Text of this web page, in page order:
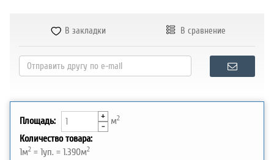
В закладки В сравнение
Площадь:
+
- м2
Количество товара:
1м2 =1уп. =1.390м2